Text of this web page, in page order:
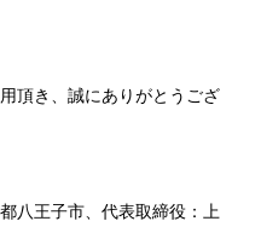
頂き、誠にありがとうござ
八王子市、代表取締役：上